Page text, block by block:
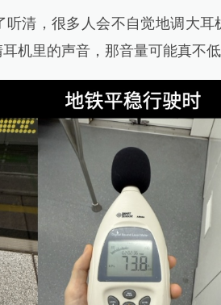
，很多人会不自觉地调大耳
机里的声音，那音量可能真不低